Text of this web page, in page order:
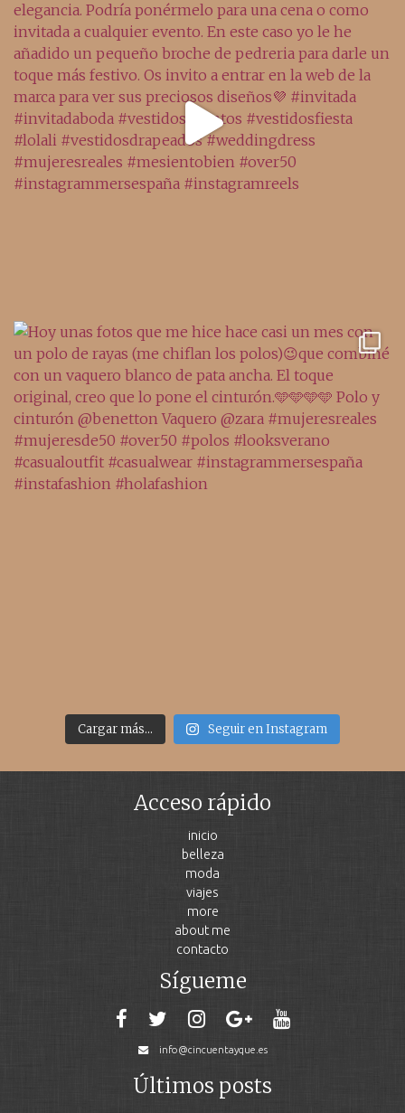
Cargar más... Seguir en Instagram
Acceso rápido
inicio
belleza
moda
viajes
more
about me
contacto
Sígueme
info@cincuentayque.es
Últimos posts